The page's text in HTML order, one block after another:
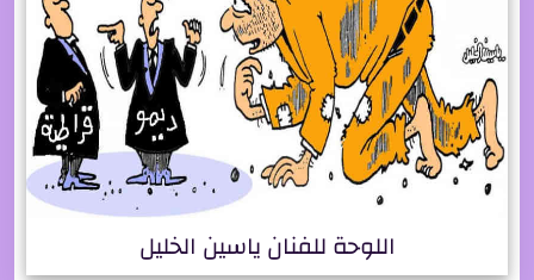
اللوحة للفنان ياسين الخليل